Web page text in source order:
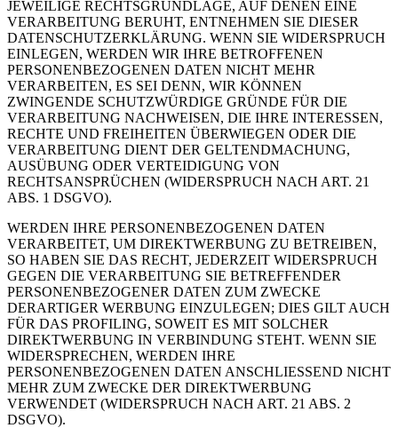
JEWEILIGE RECHTSGRUNDLAGE, AUF DENEN EINE
VERARBEITUNG BERUHT, ENTNEHMEN SIE DIESER
DATENSCHUTZERKLÄRUNG. WENN SIE WIDERSPRUCH
EINLEGEN, WERDEN WIR IHRE BETROFFENEN
PERSONENBEZOGENEN DATEN NICHT MEHR
VERARBEITEN, ES SEI DENN, WIR KÖNNEN
ZWINGENDE SCHUTZWÜRDIGE GRÜNDE FÜR DIE
VERARBEITUNG NACHWEISEN, DIE IHRE INTERESSEN,
RECHTE UND FREIHEITEN ÜBERWIEGEN ODER DIE
VERARBEITUNG DIENT DER GELTENDMACHUNG,
AUSÜBUNG ODER VERTEIDIGUNG VON
RECHTSANSPRÜCHEN (WIDERSPRUCH NACH ART. 21
ABS. 1 DSGVO).
WERDEN IHRE PERSONENBEZOGENEN DATEN
VERARBEITET, UM DIREKTWERBUNG ZU BETREIBEN,
SO HABEN SIE DAS RECHT, JEDERZEIT WIDERSPRUCH
GEGEN DIE VERARBEITUNG SIE BETREFFENDER
PERSONENBEZOGENER DATEN ZUM ZWECKE
DERARTIGER WERBUNG EINZULEGEN; DIES GILT AUCH
FÜR DAS PROFILING, SOWEIT ES MIT SOLCHER
DIREKTWERBUNG IN VERBINDUNG STEHT. WENN SIE
WIDERSPRECHEN, WERDEN IHRE
PERSONENBEZOGENEN DATEN ANSCHLIESSEND NICHT
MEHR ZUM ZWECKE DER DIREKTWERBUNG
VERWENDET (WIDERSPRUCH NACH ART. 21 ABS. 2
DSGVO).